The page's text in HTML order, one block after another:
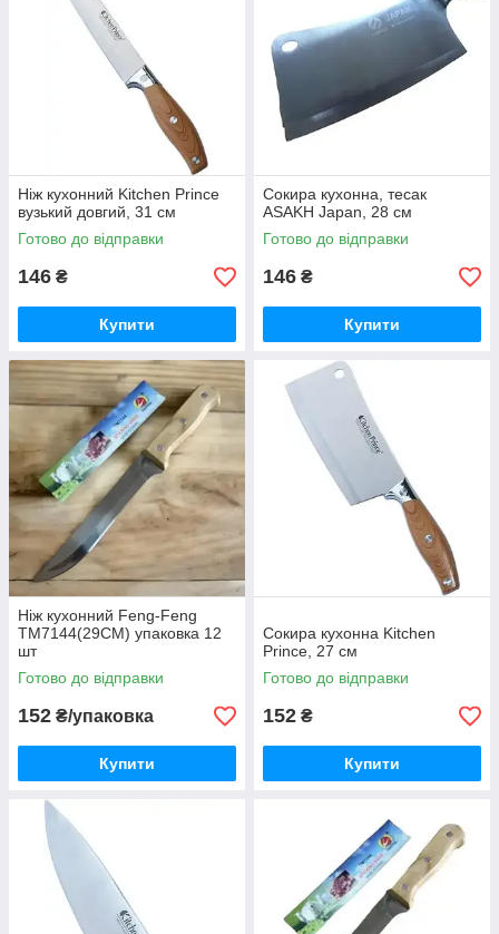
Ніж кухонний Kitchen Prince
вузький довгий, 31 см
Готово до відправки
146 ₴
Купити
Сокира кухонна, тесак
ASAKH Japan, 28 см
Готово до відправки
146 ₴
Купити
Ніж кухонний Feng-Feng
TM7144(29CM) упаковка 12
шт
Готово до відправки
152 ₴/упаковка
Купити
Сокира кухонна Kitchen
Prince, 27 см
Готово до відправки
152 ₴
Купити